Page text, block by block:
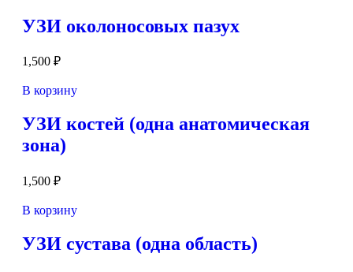
УЗИ околоносовых пазух
1,500 ₽
В корзину
УЗИ костей (одна анатомическая
зона)
1,500 ₽
В корзину
УЗИ сустава (одна область)